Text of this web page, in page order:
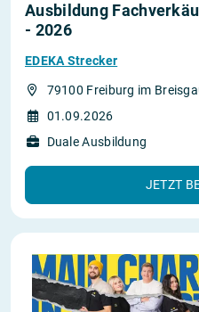
Ausbildung
- 2026
EDEKA Strecker
79100 Freiburg im
01.09.2026
Duale Ausbildung
JETZT